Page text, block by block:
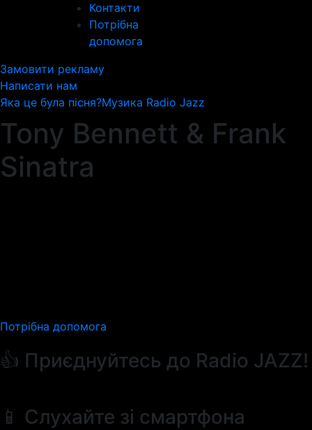
Контакти
Потрібна
допомога
Замовити рекламу
Написати нам
Яка це була пісня?Музика Radio Jazz
Tony Bennett & Frank
Sinatra
Потрібна допомога
👍 Приєднуйтесь до Radio JAZZ!
📱 Слухайте зі смартфона